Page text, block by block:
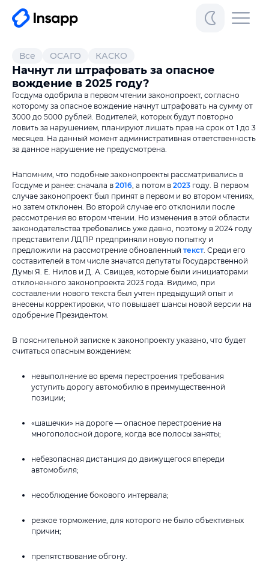
Начнут ли штрафовать за опасное
вождение в 2025 году?
Госдума одобрила в первом чтении законопроект, согласно
которому за опасное вождение начнут штрафовать на сумму от
3000 до 5000 рублей. Водителей, которых будут повторно
ловить за нарушением, планируют лишать прав на срок от 1 до 3
месяцев. На данный момент административная ответственность
за данное нарушение не предусмотрена.
Напомним, что подобные законопроекты рассматривались в
Госдуме и ранее: сначала в 2016, а потом в 2023 году. В первом
случае законопроект был принят в первом и во втором чтениях,
но затем отклонен. Во второй случае его отклонили после
рассмотрения во втором чтении. Но изменения в этой области
законодательства требовались уже давно, поэтому в 2024 году
представители ЛДПР предприняли новую попытку и
предложили на рассмотрение обновленный текст. Среди его
составителей в том числе значатся депутаты Государственной
Думы Я. Е. Нилов и Д. А. Свищев, которые были инициаторами
отклоненного законопроекта 2023 года. Видимо, при
составлении нового текста был учтен предыдущий опыт и
внесены корректировки, что повышает шансы новой версии на
одобрение Президентом.
В пояснительной записке к законопроекту указано, что будет
считаться опасным вождением:
невыполнение во время перестроения требования
уступить дорогу автомобилю в преимущественной
позиции;
«шашечки» на дороге — опасное перестроение на
многополосной дороге, когда все полосы заняты;
небезопасная дистанция до движущегося впереди
автомобиля;
несоблюдение бокового интервала;
резкое торможение, для которого не было объективных
причин;
препятствование обгону.
Все ОСАГО КАСКО